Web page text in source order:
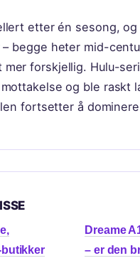
etter én sesong,
begge heter mid-
forskjellig. Hulu-
og ble raskt
fortsetter å
Dreame
– er den